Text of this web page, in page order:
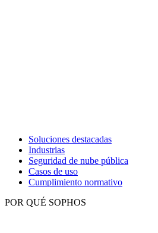
Soluciones destacadas
Industrias
Seguridad de nube pública
Casos de uso
Cumplimiento normativo
POR QUÉ SOPHOS